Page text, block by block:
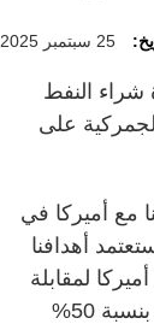
25 سبتمبر 2025
شراء النفط
على
مع أميركا في
أهدافنا
لمقابلة
المسؤولين الأميركيين، بعدما فرض الرئيس دونالد ترامب رسوماً جمركية بنسبة 50%